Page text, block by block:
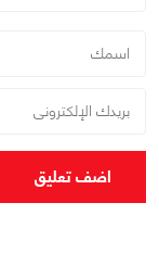
اضف تعليق